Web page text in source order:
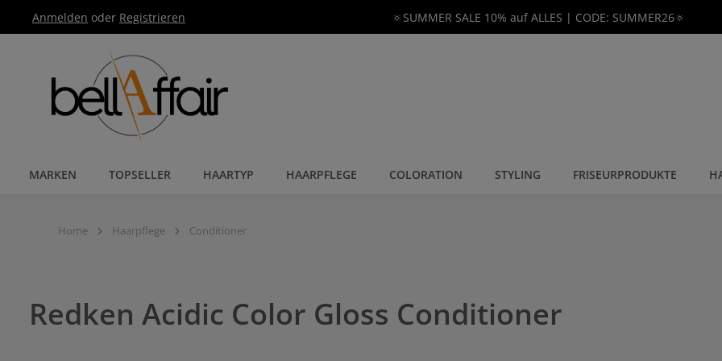
Hauptnavigation springen
Anmelden oder Registrieren 🔅SUMMER SALE 10% auf ALLES | CODE: SUMMER26🔅
MARKEN TOPSELLER HAARTYP HAARPFLEGE COLORATION STYLING FRISEURPRODUKTE
Home Haarpflege Conditioner
Redken Acidic Color Gloss Conditioner